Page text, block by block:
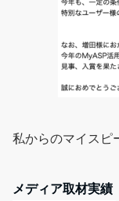
私からのマイスピ
メディア取材実績